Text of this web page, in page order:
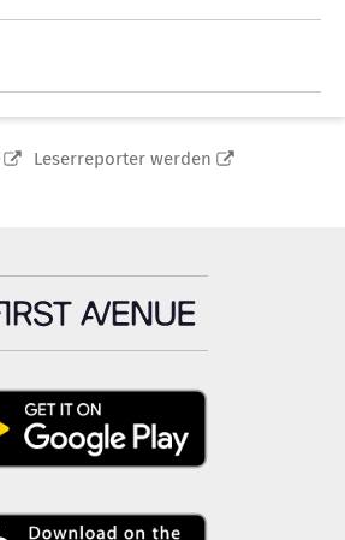
Leserreporter werden